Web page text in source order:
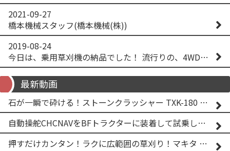
2021-09-27
橋本機械スタッフ(橋本機械(株))
2019-08-24
今日は、乗用草刈機の納品でした！ 流行りの、4WD！ #イセキアグリ #オーレック #四駆 #増税間近
最新動画
石が一瞬で砕ける！ストーンクラッシャー TXK-180 実演
自動操舵CHCNAVをBFトラクターに装着して試乗してみた！！ CHCNAV NX610
押すだけカンタン！ラクに広範囲の草刈り！マキタ バッテリー式草刈り機 MUG001G 2